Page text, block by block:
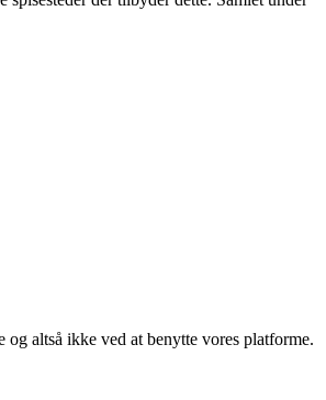
og altså ikke ved at benytte vores platforme.